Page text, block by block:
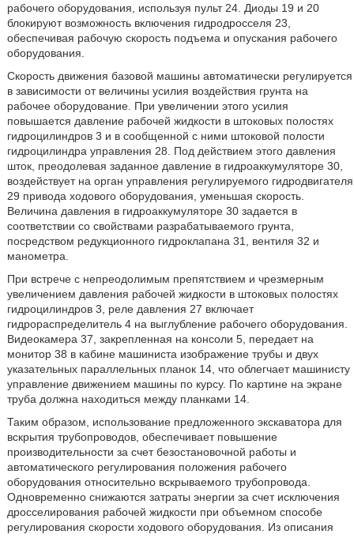
рабочего оборудования, используя пульт 24. Диоды 19 и 20
блокируют возможность включения гидродросселя 23,
обеспечивая рабочую скорость подъема и опускания рабочего
оборудования.
Скорость движения базовой машины автоматически регулируется
в зависимости от величины усилия воздействия грунта на
рабочее оборудование. При увеличении этого усилия
повышается давление рабочей жидкости в штоковых полостях
гидроцилиндров 3 и в сообщенной с ними штоковой полости
гидроцилиндра управления 28. Под действием этого давления
шток, преодолевая заданное давление в гидроаккумуляторе 30,
воздействует на орган управления регулируемого гидродвигателя
29 привода ходового оборудования, уменьшая скорость.
Величина давления в гидроаккумуляторе 30 задается в
соответствии со свойствами разрабатываемого грунта,
посредством редукционного гидроклапана 31, вентиля 32 и
манометра.
При встрече с непреодолимым препятствием и чрезмерным
увеличением давления рабочей жидкости в штоковых полостях
гидроцилиндров 3, реле давления 27 включает
гидрораспределитель 4 на выглубление рабочего оборудования.
Видеокамера 37, закрепленная на консоли 5, передает на
монитор 38 в кабине машиниста изображение трубы и двух
указательных параллельных планок 14, что облегчает машинисту
управление движением машины по курсу. По картине на экране
труба должна находиться между планками 14.
Таким образом, использование предложенного экскаватора для
вскрытия трубопроводов, обеспечивает повышение
производительности за счет безостановочной работы и
автоматического регулирования положения рабочего
оборудования относительно вскрываемого трубопровода.
Одновременно снижаются затраты энергии за счет исключения
дросселирования рабочей жидкости при объемном способе
регулирования скорости ходового оборудования. Из описания